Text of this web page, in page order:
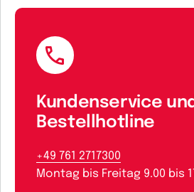
Kundenservice
Bestellhotline
+49 761 2717300
Montag bis Freitag 9.00 bis